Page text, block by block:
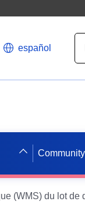
español
Community